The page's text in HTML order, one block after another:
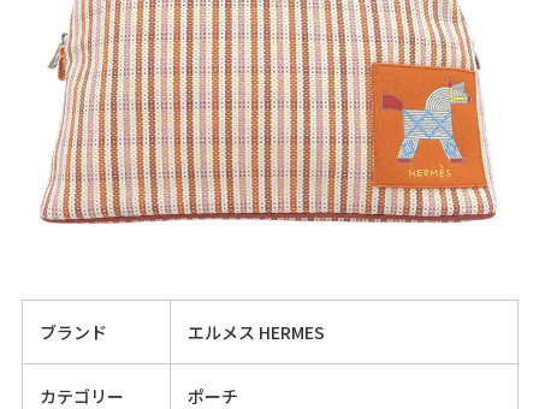
ブランド エルメス HERMES
カテゴリー ポーチ